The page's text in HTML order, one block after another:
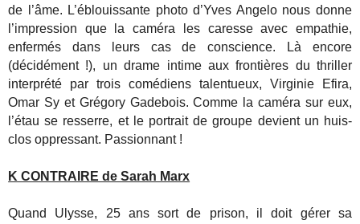
de l’âme. L’éblouissante photo d’Yves Angelo nous donne
l’impression que la caméra les caresse avec empathie,
enfermés dans leurs cas de conscience. Là encore
(décidément !), un drame intime aux frontières du thriller
interprété par trois comédiens talentueux, Virginie Efira,
Omar Sy et Grégory Gadebois. Comme la caméra sur eux,
l’étau se resserre, et le portrait de groupe devient un huis-
clos oppressant. Passionnant !
K CONTRAIRE de Sarah Marx
Quand Ulysse, 25 ans sort de prison, il doit gérer sa